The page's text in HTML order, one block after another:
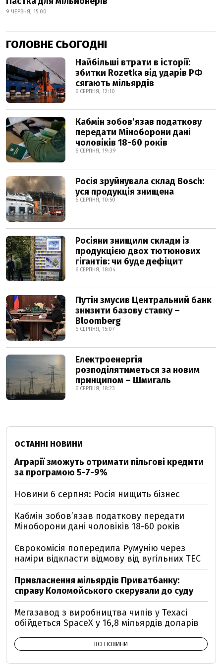
9 ЧЕРВНЯ, 15:00
ГОЛОВНЕ СЬОГОДНІ
Найбільші втрати в історії:
збитки Rozetka від ударів РФ
сягають мільярдів
6 СЕРПНЯ, 12:10
Кабмін зобовʼязав податкову
передати Міноборони дані
чоловіків 18-60 років
6 СЕРПНЯ, 19:39
Росія зруйнувала склад Bosch:
уся продукція знищена
6 СЕРПНЯ, 10:50
Росіяни знищили склади із
продукцією двох тютюнових
гігантів: чи буде дефіцит
6 СЕРПНЯ, 18:04
Путін змусив Центральний банк
знизити базову ставку –
Bloomberg
6 СЕРПНЯ, 15:07
Електроенергія
розподілятиметься за новим
принципом – Шмигаль
6 СЕРПНЯ, 18:23
ОСТАННІ НОВИНИ
Аграрії зможуть отримати пільгові кредити
за програмою 5-7-9%
Новини 6 серпня: Росія нищить бізнес
Кабмін зобовʼязав податкову передати
Міноборони дані чоловіків 18-60 років
Єврокомісія попередила Румунію через
наміри відкласти відмову від вугільних ТЕС
Привласнення мільярдів Приватбанку:
справу Коломойського скерували до суду
Мегазавод з виробництва чипів у Техасі
обійдеться SpaceX у 16,8 мільярдів доларів
ВСІ НОВИНИ